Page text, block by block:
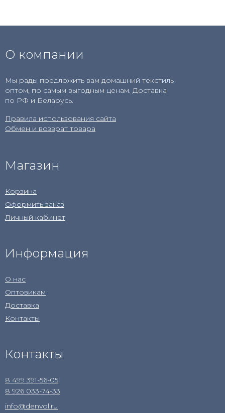
О компании
Мы рады предложить вам домашний текстиль
оптом, по самым выгодным ценам. Доставка
по РФ и Беларусь.
Правила использования сайта
Обмен и возврат товара
Магазин
Корзина
Оформить заказ
Личный кабинет
Информация
О нас
Оптовикам
Доставка
Контакты
Контакты
8 499 391-56-05
8 926 033-74-33
info@denvol.ru